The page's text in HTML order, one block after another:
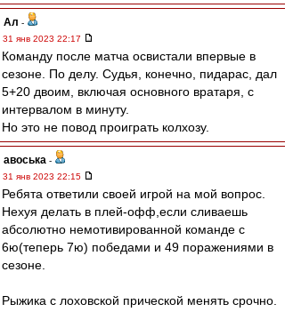
Ал -
31 янв 2023 22:17
Команду после матча освистали впервые в
сезоне. По делу. Судья, конечно, пидарас, дал
5+20 двоим, включая основного вратаря, с
интервалом в минуту.
Но это не повод проиграть колхозу.
авоська -
31 янв 2023 22:15
Ребята ответили своей игрой на мой вопрос.
Нехуя делать в плей-офф,если сливаешь
абсолютно немотивированной команде с
6ю(теперь 7ю) победами и 49 поражениями в
сезоне.
Рыжика с лоховской прической менять срочно.